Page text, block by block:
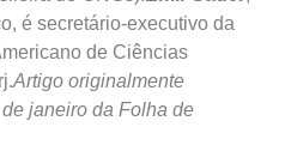
é secretário-executivo da
de Ciências
Artigo originalmente
janeiro da Folha de